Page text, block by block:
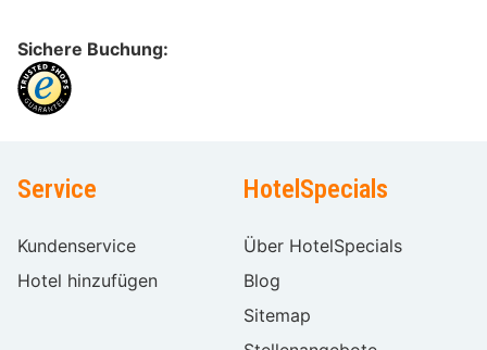
Sichere Buchung:
Service
Kundenservice
Hotel hinzufügen
HotelSpecials
Über HotelSpecials
Blog
Sitemap